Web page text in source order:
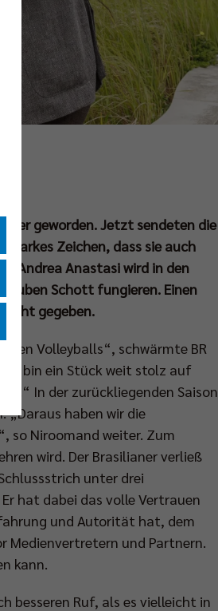
geworden. Jetzt sendeten die
Zeichen, dass sie auch
Andrea Anastasi wird in den
Ruben Schott fungieren. Einen
gegeben.
Volleyballs“, schwärmte BR
bin ein Stück weit stolz auf
In der zurückliegenden Saison
„Daraus haben wir die
so Niroomand weiter. Zum
wird. Der Brasilianer verließ
unter drei
hat dabei das volle Vertrauen
und Autorität hat, dem
Medienvertretern und Partnern.
kann.
besseren Ruf, als es vielleicht in